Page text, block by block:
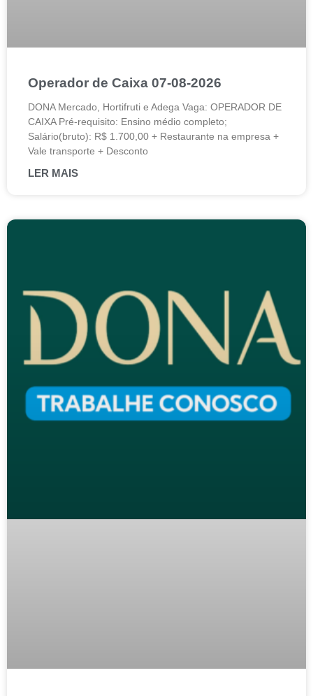
Operador de Caixa 07-08-2026
DONA Mercado, Hortifruti e Adega Vaga: OPERADOR DE
CAIXA Pré-requisito: Ensino médio completo;
Salário(bruto): R$ 1.700,00 + Restaurante na empresa +
Vale transporte + Desconto
LER MAIS